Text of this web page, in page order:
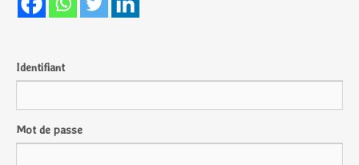
Identifiant
Mot de passe